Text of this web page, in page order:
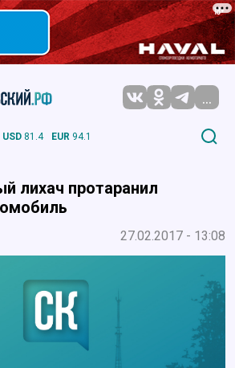
...
USD 81.4 EUR 94.1
лихач протаранил
27.02.2017 - 13:08